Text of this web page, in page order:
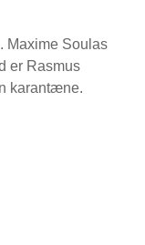
Maxime Soulas
er Rasmus
karantæne.